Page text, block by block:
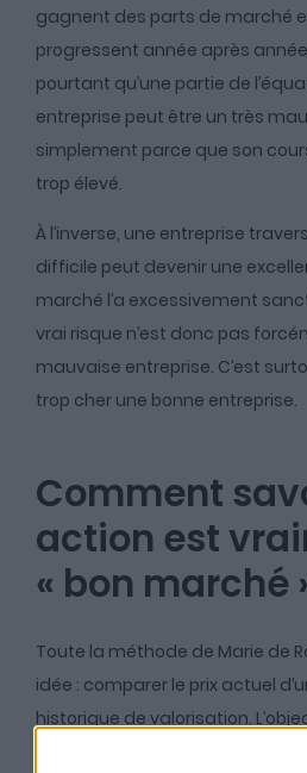
gagnent des parts de marché
progressent année après
pourtant qu’une partie de
entreprise peut être un très
simplement parce que son
trop élevé.
À l’inverse, une entreprise
difficile peut devenir une
marché l’a excessivement
vrai risque n’est donc pas
mauvaise entreprise. C’est
trop cher une bonne entreprise.
Comment
action est
« bon marché
Toute la méthode de Marie de
idée : comparer le prix actuel
historique de valorisation.